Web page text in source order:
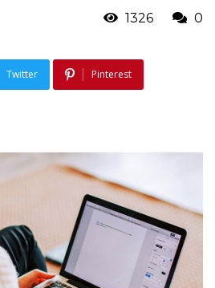
1326 0
Twitter Pinterest